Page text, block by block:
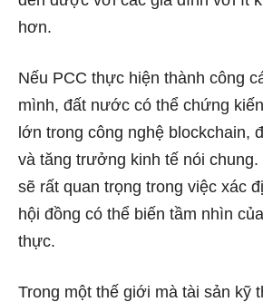
hơn.
Nếu PCC thực hiện thành công
mình, đất nước có thể chứng
lớn trong công nghệ blockchain,
và tăng trưởng kinh tế nói
sẽ rất quan trọng trong việc xác
hội đồng có thể biến tầm nhìn
thực.
Trong một thế giới mà tài sản kỹ